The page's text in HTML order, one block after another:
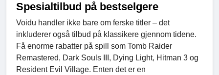
Spesialtilbud på bestselgere
Voidu handler ikke bare om ferske titler – det
inkluderer også tilbud på klassikere gjennom tidene.
Få enorme rabatter på spill som Tomb Raider
Remastered, Dark Souls III, Dying Light, Hitman 3 og
Resident Evil Village. Enten det er en